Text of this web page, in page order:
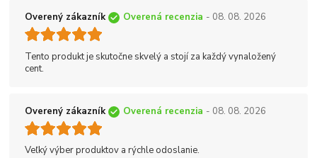
Overený zákazník Overená recenzia - 08. 08. 2026
Tento produkt je skutočne skvelý a stojí za každý vynaložený
cent.
Overený zákazník Overená recenzia - 08. 08. 2026
Veľký výber produktov a rýchle odoslanie.